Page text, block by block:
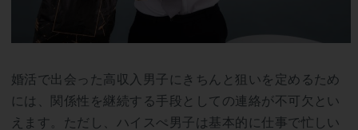
婚活で出会った高収入男子にきちんと狙いを定めるため
には、関係性を継続する手段としての連絡が不可欠とい
えます。ただし、ハイスぺ男子は基本的に仕事で忙しい